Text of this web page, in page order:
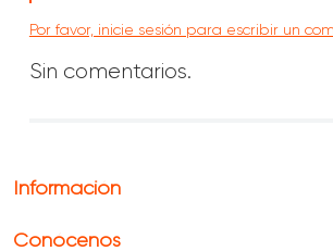
Por favor, inicie sesión para escribir un
Sin comentarios.
Información
Conócenos